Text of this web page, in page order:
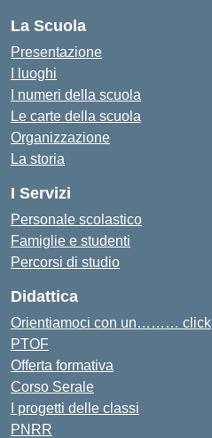
La Scuola
Presentazione
I luoghi
I numeri della scuola
Le carte della scuola
Organizzazione
La storia
I Servizi
Personale scolastico
Famiglie e studenti
Percorsi di studio
Didattica
Orientiamoci con un……… click
PTOF
Offerta formativa
Corso Serale
I progetti delle classi
PNRR